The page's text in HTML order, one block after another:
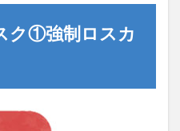
ク①強制ロスカ